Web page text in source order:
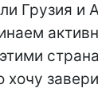
Грузия и